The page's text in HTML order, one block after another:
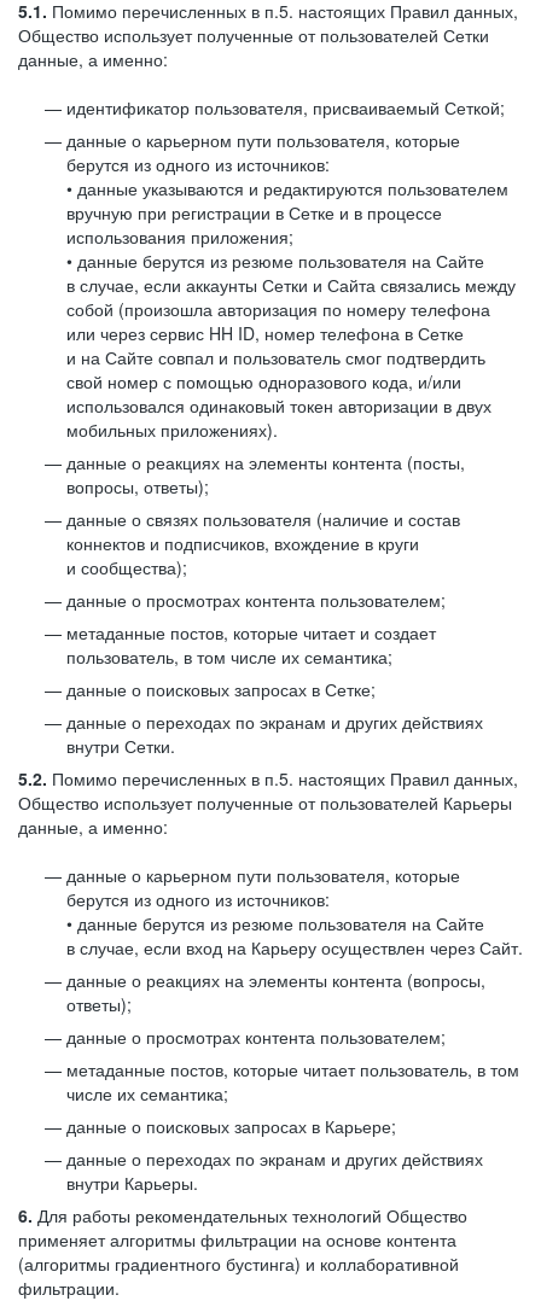
5.1. Помимо перечисленных в п.5. настоящих Правил данных,
Общество использует полученные от пользователей Сетки
данные, а именно:
идентификатор пользователя, присваиваемый Сеткой;
данные о карьерном пути пользователя, которые
берутся из одного из источников:
• данные указываются и редактируются пользователем
вручную при регистрации в Сетке и в процессе
использования приложения;
• данные берутся из резюме пользователя на Сайте
в случае, если аккаунты Сетки и Сайта связались между
собой (произошла авторизация по номеру телефона
или через сервис HH ID, номер телефона в Сетке
и на Сайте совпал и пользователь смог подтвердить
свой номер с помощью одноразового кода, и/или
использовался одинаковый токен авторизации в двух
мобильных приложениях).
данные о реакциях на элементы контента (посты,
вопросы, ответы);
данные о связях пользователя (наличие и состав
коннектов и подписчиков, вхождение в круги
и сообщества);
данные о просмотрах контента пользователем;
метаданные постов, которые читает и создает
пользователь, в том числе их семантика;
данные о поисковых запросах в Сетке;
данные о переходах по экранам и других действиях
внутри Сетки.
5.2. Помимо перечисленных в п.5. настоящих Правил данных,
Общество использует полученные от пользователей Карьеры
данные, а именно:
данные о карьерном пути пользователя, которые
берутся из одного из источников:
• данные берутся из резюме пользователя на Сайте
в случае, если вход на Карьеру осуществлен через Сайт.
данные о реакциях на элементы контента (вопросы,
ответы);
данные о просмотрах контента пользователем;
метаданные постов, которые читает пользователь, в том
числе их семантика;
данные о поисковых запросах в Карьере;
данные о переходах по экранам и других действиях
внутри Карьеры.
6. Для работы рекомендательных технологий Общество
применяет алгоритмы фильтрации на основе контента
(алгоритмы градиентного бустинга) и коллаборативной
фильтрации.